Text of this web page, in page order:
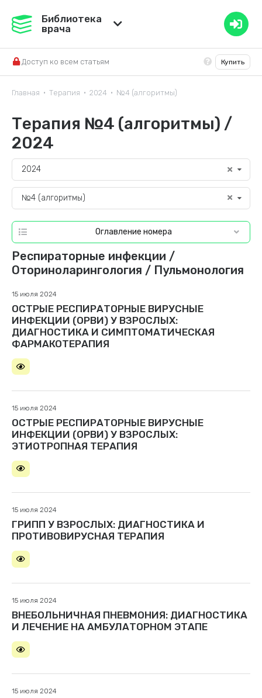
Медвестник
Справочник ЛС
Библиотека
врача
Доступ ко всем статьям Купить
Главная • Терапия • 2024 • №4 (алгоритмы)
Терапия №4 (алгоритмы) /
2024
2024
№4 (алгоритмы)
Оглавление номера
Респираторные инфекции /
Оториноларингология / Пульмонология
15 июля 2024
ОСТРЫЕ РЕСПИРАТОРНЫЕ ВИРУСНЫЕ
ИНФЕКЦИИ (ОРВИ) У ВЗРОСЛЫХ:
ДИАГНОСТИКА И СИМПТОМАТИЧЕСКАЯ
ФАРМАКОТЕРАПИЯ
15 июля 2024
ОСТРЫЕ РЕСПИРАТОРНЫЕ ВИРУСНЫЕ
ИНФЕКЦИИ (ОРВИ) У ВЗРОСЛЫХ:
ЭТИОТРОПНАЯ ТЕРАПИЯ
15 июля 2024
ГРИПП У ВЗРОСЛЫХ: ДИАГНОСТИКА И
ПРОТИВОВИРУСНАЯ ТЕРАПИЯ
15 июля 2024
ВНЕБОЛЬНИЧНАЯ ПНЕВМОНИЯ: ДИАГНОСТИКА
И ЛЕЧЕНИЕ НА АМБУЛАТОРНОМ ЭТАПЕ
15 июля 2024